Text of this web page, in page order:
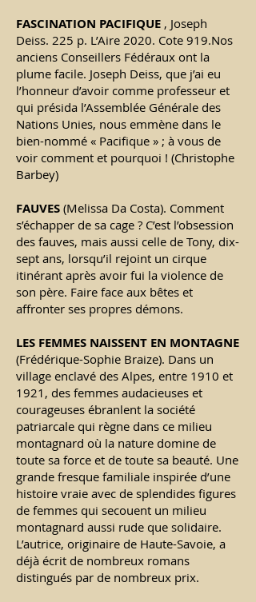
FASCINATION PACIFIQUE , Joseph
Deiss. 225 p. L’Aire 2020. Cote 919.Nos
anciens Conseillers Fédéraux ont la
plume facile. Joseph Deiss, que j’ai eu
l’honneur d’avoir comme professeur et
qui présida l’Assemblée Générale des
Nations Unies, nous emmène dans le
bien-nommé « Pacifique » ; à vous de
voir comment et pourquoi ! (Christophe
Barbey)
FAUVES (Melissa Da Costa). Comment
s’échapper de sa cage ? C’est l’obsession
des fauves, mais aussi celle de Tony, dix-
sept ans, lorsqu’il rejoint un cirque
itinérant après avoir fui la violence de
son père. Faire face aux bêtes et
affronter ses propres démons.
LES FEMMES NAISSENT EN MONTAGNE
(Frédérique-Sophie Braize). Dans un
village enclavé des Alpes, entre 1910 et
1921, des femmes audacieuses et
courageuses ébranlent la société
patriarcale qui règne dans ce milieu
montagnard où la nature domine de
toute sa force et de toute sa beauté. Une
grande fresque familiale inspirée d’une
histoire vraie avec de splendides figures
de femmes qui secouent un milieu
montagnard aussi rude que solidaire.
L’autrice, originaire de Haute-Savoie, a
déjà écrit de nombreux romans
distingués par de nombreux prix.